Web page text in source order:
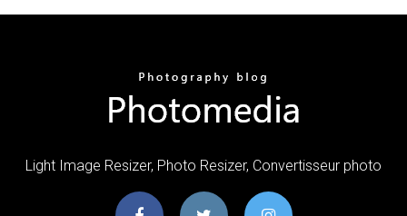
Light Image Resizer, Photo Resizer, Convertisseur photo